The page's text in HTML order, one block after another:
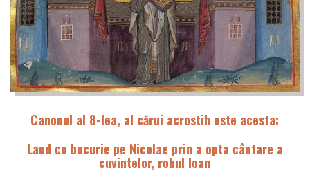
Canonul al 8-lea, al cărui acrostih este acesta:
Laud cu bucurie pe Nicolae prin a opta cântare a
cuvintelor, robul Ioan